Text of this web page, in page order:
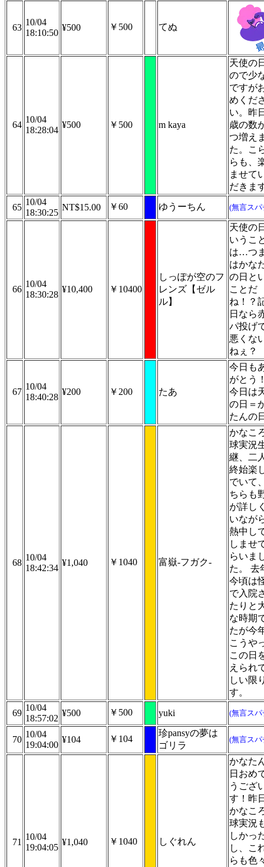
63
10/04
18:10:50
¥500 ￥500 てぬ
64
10/04
18:28:04
¥500 ￥500 m kaya
天使の
ので少
ですが
めくだ
い。昨
歳の数
つ増え
た。こ
らも、
ませて
だきま
65
10/04
18:30:25
NT$15.00 ￥60 ゆうーちん (無言スパ
66
10/04
18:30:28
¥10,400 ￥10400
しっぽが空のフ
レンズ【ゼル
ル】
天使の
いうこ
は…つ
はかな
の日と
ことだ
ね！？
日なら
パ投げ
悪くな
ねぇ？
67
10/04
18:40:28
¥200 ￥200 たあ
今日も
がと
今日は
の日＝
たんの
68
10/04
18:42:34
¥1,040 ￥1040 富嶽-フガク-
かなこ
球実況
継、二
終始楽
でいて
ちらも
が詳し
いなが
熱中し
しませ
らいま
た。 去
今頃は
で入院
たりと
な時期
たが今
こうや
この日
えられ
しい限
す。
69
10/04
18:57:02
¥500 ￥500 yuki (無言スパ
70
10/04
19:04:00
¥104 ￥104
珍pansyの夢は
ゴリラ
(無言スパ
71
10/04
19:04:05
¥1,040 ￥1040 しぐれん
かなた
日おめ
うござ
す！昨
かなこ
球実況
しかっ
し、こ
らも色